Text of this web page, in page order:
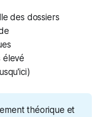
des dossiers
théorique et